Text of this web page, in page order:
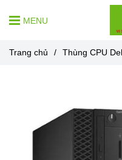
MENU
Trang chủ / Thùng CPU